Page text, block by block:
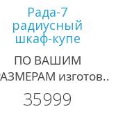
Рада-7
радиусный
шкаф-купе
ПО ВАШИМ
изготов..
35999